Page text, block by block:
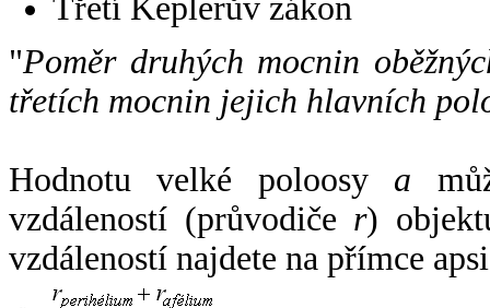
Třetí Keplerův zákon
"Poměr druhých mocnin
třetích mocnin jejich hlavních
Hodnotu velké poloosy a
vzdáleností (průvodiče r)
vzdáleností najdete na přímce